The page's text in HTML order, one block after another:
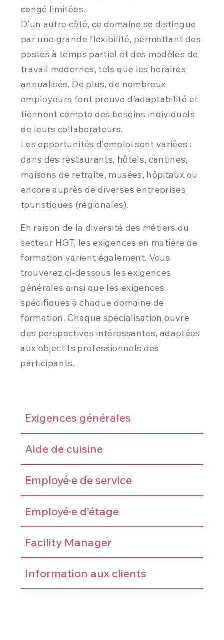
congé limitées.
D’un autre côté, ce domaine se distingue
par une grande flexibilité, permettant des
postes à temps partiel et des modèles de
travail modernes, tels que les horaires
annualisés. De plus, de nombreux
employeurs font preuve d’adaptabilité et
tiennent compte des besoins individuels
de leurs collaborateurs.
Les opportunités d’emploi sont variées :
dans des restaurants, hôtels, cantines,
maisons de retraite, musées, hôpitaux ou
encore auprès de diverses entreprises
touristiques (régionales).
En raison de la diversité des métiers du
secteur HGT, les exigences en matière de
formation varient également. Vous
trouverez ci-dessous les exigences
générales ainsi que les exigences
spécifiques à chaque domaine de
formation. Chaque spécialisation ouvre
des perspectives intéressantes, adaptées
aux objectifs professionnels des
participants.
Exigences générales
Aide de cuisine
Employé·e de service
Employé·e d’étage
Facility Manager
Information aux clients